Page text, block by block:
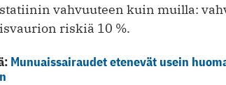
vahvuuteen kuin muilla:
riskiä 10 %.
Munuaissairaudet etenevät usein